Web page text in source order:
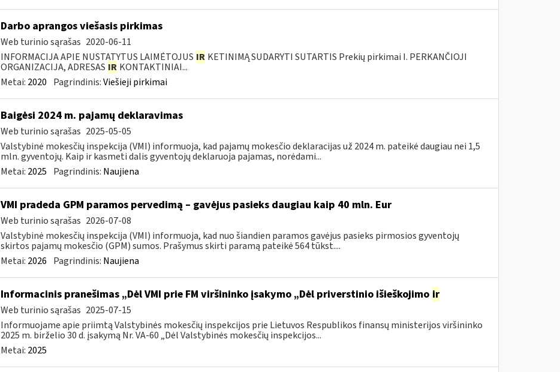
Darbo aprangos viešasis pirkimas
Web turinio sąrašas 2020-06-11
INFORMACIJA APIE NUSTATYTUS LAIMĖTOJUS IR KETINIMĄ SUDARYTI SUTARTIS Prekių pirkimai I. PERKANČIOJI
ORGANIZACIJA, ADRESAS IR KONTAKTINIAI...
Metai: 2020 Pagrindinis:Viešieji pirkimai
Baigėsi 2024 m. pajamų deklaravimas
Web turinio sąrašas 2025-05-05
Valstybinė mokesčių inspekcija (VMI) informuoja, kad pajamų mokesčio deklaracijas už 2024 m. pateikė daugiau nei 1,5
mln. gyventojų. Kaip ir kasmeti dalis gyventojų deklaruoja pajamas, norėdami...
Metai: 2025 Pagrindinis: Naujiena
VMI pradeda GPM paramos pervedimą – gavėjus pasieks daugiau kaip 40 mln. Eur
Web turinio sąrašas 2026-07-08
Valstybinė mokesčių inspekcija (VMI) informuoja, kad nuo šiandien paramos gavėjus pasieks pirmosios gyventojų
skirtos pajamų mokesčio (GPM) sumos. Prašymus skirti paramą pateikė 564 tūkst....
Metai: 2026 Pagrindinis: Naujiena
Informacinis pranešimas „Dėl VMI prie FM viršininko įsakymo „Dėl priverstinio išieškojimo ir
Web turinio sąrašas 2025-07-15
Informuojame apie priimtą Valstybinės mokesčių inspekcijos prie Lietuvos Respublikos finansų ministerijos viršininko
2025 m. birželio 30 d. įsakymą Nr. VA-60 „Dėl Valstybinės mokesčių inspekcijos...
Metai: 2025